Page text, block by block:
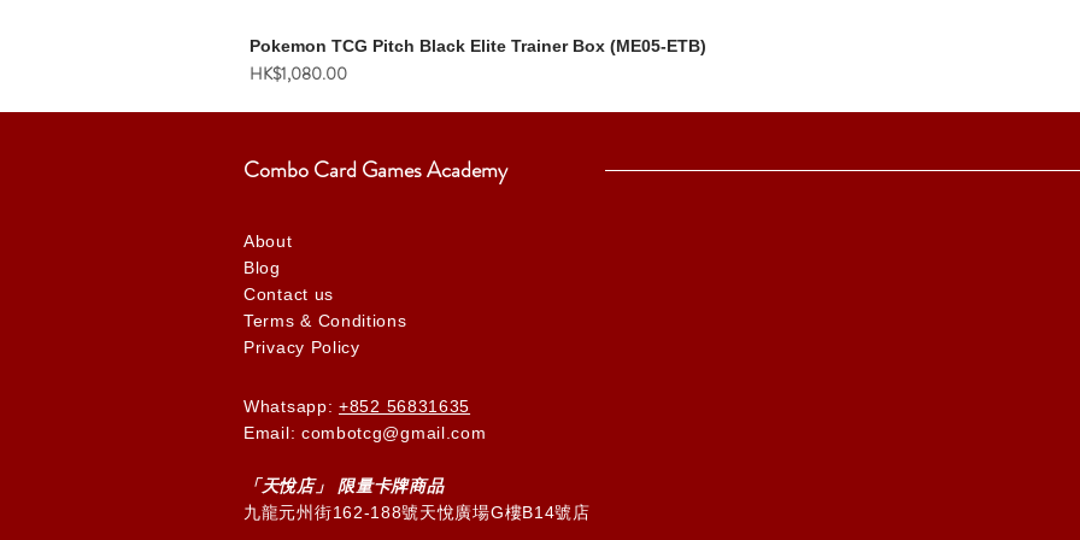
Pokemon TCG Pitch Black Elite Trainer Box (ME05-ETB)
價格
HK$1,080.00
Combo Card Games Academy
About
Blog
Contact us
Terms & Conditions
Privacy Policy
Whatsapp: +852 56831635
Email: combotcg@gmail.com
「天悅店」 限量卡牌商品
九龍元州街162-188號天悅廣場G樓B14號店